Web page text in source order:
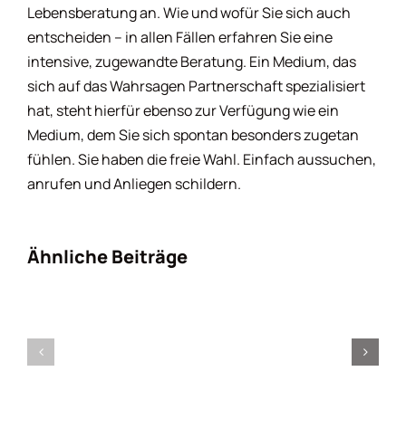
Lebensberatung an. Wie und wofür Sie sich auch
entscheiden – in allen Fällen erfahren Sie eine
intensive, zugewandte Beratung. Ein Medium, das
sich auf das Wahrsagen Partnerschaft spezialisiert
hat, steht hierfür ebenso zur Verfügung wie ein
Medium, dem Sie sich spontan besonders zugetan
fühlen. Sie haben die freie Wahl. Einfach aussuchen,
anrufen und Anliegen schildern.
Ähnliche Beiträge